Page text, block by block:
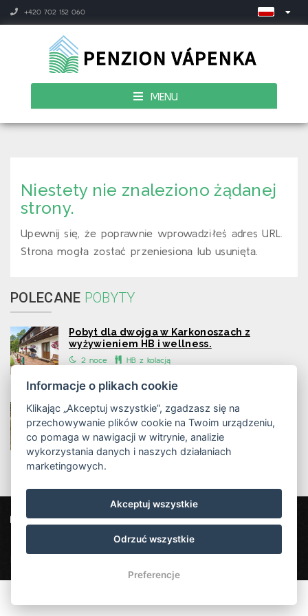
+420 702 152 060
MENU
Niestety nie znaleziono żądanej
strony.
Upewnij się, że poprawnie wprowadziłeś adres URL.
Strona mogła zostać przeniesiona lub usunięta.
POLECANE POBYTY
Pobyt dla dwojga w Karkonoszach z
wyżywieniem HB i wellness.
2 noce HB z kolacją
Pakiet pobytowy dla seniorów - z wnukami i
zwierzętami!
2 - 5 nocí HB z kolacją
Penzion Vápenka Horní Albeřice 13, 542 26 Horní Maršov
info@penzionvapenka.cz +420 702 152 060
Informacje o plikach cookie
Klikając „Akceptuj wszystkie”, zgadzasz się na
przechowywanie plików cookie na Twoim urządzeniu,
co pomaga w nawigacji w witrynie, analizie
wykorzystania danych i naszych działaniach
marketingowych.
Akceptuj wszystkie
Odrzuć wszystkie
Preferencje